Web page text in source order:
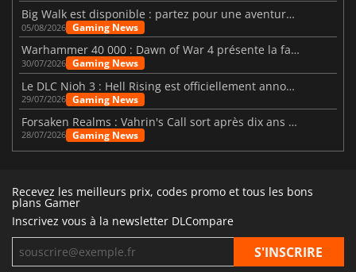
Big Walk est disponible : partez pour une aventure entre amis
05/08/2026 Gaming News
Warhammer 40 000 : Dawn of War 4 présente la faction des Nécrons
30/07/2026 Gaming News
Le DLC Nioh 3 : Hell Rising est officiellement annoncé
29/07/2026 Gaming News
Forsaken Realms : Vahrin's Call sort après dix ans de développement
28/07/2026 Gaming News
Recevez les meilleurs prix, codes promo et tous les bons
plans Gamer
Inscrivez vous à la newsletter DLCompare